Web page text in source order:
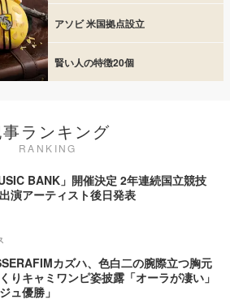
アソビ 米国拠点設立
賢い人の特徴20個
ランキング
RANKING
BANK」開催決定 2年連続国立競技
演アーティスト後日発表
カズハ、色白二の腕際立つ胸元
りキャミワンピ姿披露「オーラが凄い」
ュ優勝」